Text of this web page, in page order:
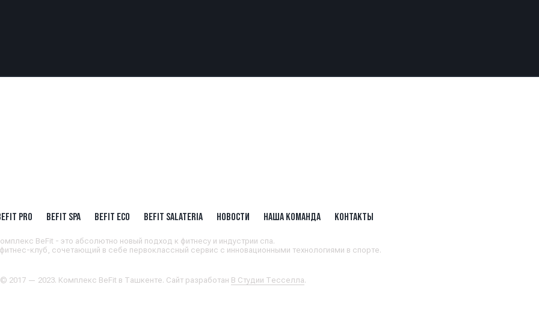
PRO BEFIT SPA BEFIT ECO BEFIT SALATERIA НОВОСТИ НАША КОМАНДА КОНТАКТЫ
BeFit - это абсолютно новый подход к фитнесу и индустрии спа.
клуб, сочетающий в себе первоклассный сервис с инновационными технологиями в спорте.
2017 — 2023. Комплекс BeFit в Ташкенте. Сайт разработан В Студии Тесселла.